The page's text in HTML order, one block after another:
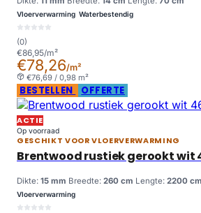
Vloerverwarming Waterbestendig
(0)
€86,95/m²
€78,26/m²
€76,69 / 0,98 m²
BESTELLEN OFFERTE
ACTIE
Op voorraad
GESCHIKT VOOR VLOERVERWARMING
Brentwood rustiek gerookt wit
Dikte: 15 mm Breedte: 260 cm Lengte: 2200 cm
Vloerverwarming